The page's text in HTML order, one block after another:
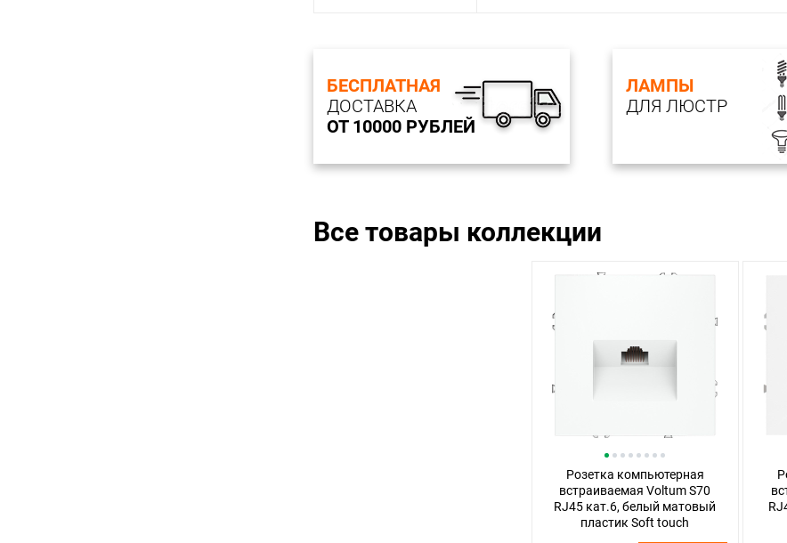
БЕСПЛАТНАЯ
ДОСТАВКА
ОТ 10000 РУБЛЕЙ
ЛАМПЫ
ДЛЯ ЛЮСТР
Все товары коллекции
Розетка компьютерная
встраиваемая Voltum S70
RJ45 кат.6, белый матовый
пластик Soft touch